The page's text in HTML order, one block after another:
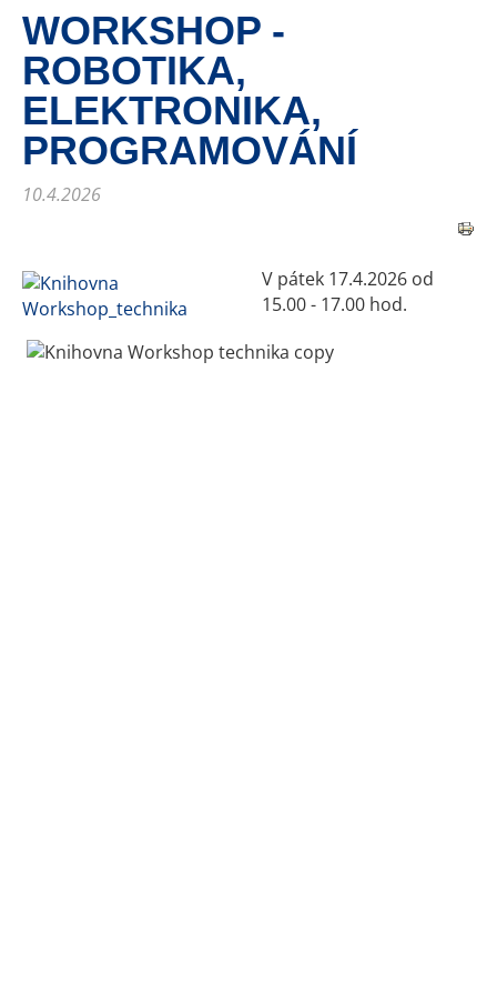
WORKSHOP -
ROBOTIKA,
ELEKTRONIKA,
PROGRAMOVÁNÍ
10.4.2026
V pátek 17.4.2026 od
15.00 - 17.00 hod.